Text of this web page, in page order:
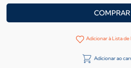
COMPRAR
Adicionar à Lista de
Adicionar ao